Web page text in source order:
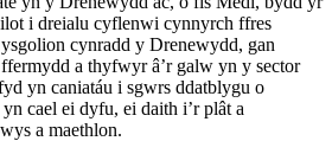
i dreialu cyflenwi cynnyrch ffres
cynradd y Drenewydd, gan
a thyfwyr â’r galw yn y sector
yn caniatáu i sgwrs ddatblygu o
cael ei dyfu, ei daith i’r plât a
a maethlon.